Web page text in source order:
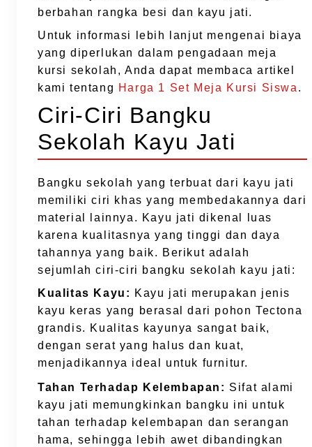
berbahan rangka besi dan kayu jati.
Untuk informasi lebih lanjut mengenai biaya
yang diperlukan dalam pengadaan meja
kursi sekolah, Anda dapat membaca artikel
kami tentang Harga 1 Set Meja Kursi Siswa .
Ciri-Ciri Bangku
Sekolah Kayu Jati
Bangku sekolah yang terbuat dari kayu jati
memiliki ciri khas yang membedakannya dari
material lainnya. Kayu jati dikenal luas
karena kualitasnya yang tinggi dan daya
tahannya yang baik. Berikut adalah
sejumlah ciri-ciri bangku sekolah kayu jati:
Kualitas Kayu: Kayu jati merupakan jenis
kayu keras yang berasal dari pohon Tectona
grandis. Kualitas kayunya sangat baik,
dengan serat yang halus dan kuat,
menjadikannya ideal untuk furnitur.
Tahan Terhadap Kelembapan: Sifat alami
kayu jati memungkinkan bangku ini untuk
tahan terhadap kelembapan dan serangan
hama, sehingga lebih awet dibandingkan